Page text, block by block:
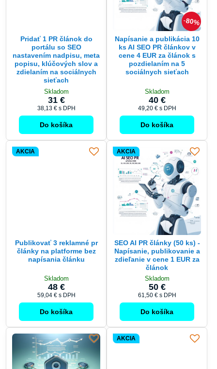
Pridať 1 PR článok do
portálu so SEO
nastavením nadpisu, meta
popisu, klúčových slov a
zdielaním na sociálnych
sieťach
Skladom
31 €
38,13 € s DPH
Do košíka
80%
Napísanie a publikácia 10
ks AI SEO PR článkov v
cene 4 EUR za článok s
pozdielaním na 5
sociálnych sieťach
Skladom
40 €
49,20 € s DPH
Do košíka
AKCIA
Publikovať 3 reklamné pr
články na platforme bez
napísania článku
Skladom
48 €
59,04 € s DPH
Do košíka
AKCIA
SEO AI PR články (50 ks) -
Napísanie, publikovanie a
zdieľanie v cene 1 EUR za
článok
Skladom
50 €
61,50 € s DPH
Do košíka
AKCIA